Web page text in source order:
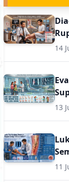
14
13
11